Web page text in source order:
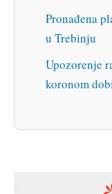
Pronađena
u Trebinju
Upozorenje
koronom